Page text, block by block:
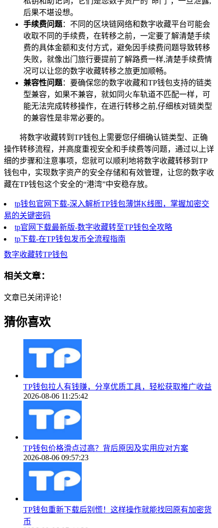
后果不堪设想。
手续费问题：不同的区块链网络和数字收藏平台可能会
收取不同的手续费，在转移之前，一定要了解清楚手续
费的具体金额和支付方式，避免因手续费问题导致转移
失败，就像出门旅行要提前了解路费一样,清楚手续费情
况可以让您的数字收藏转移之旅更加顺畅。
兼容性问题：要确保您的数字收藏和TP钱包支持的链类
型兼容，如果不兼容，就如同火车轨道不匹配一样，可
能无法完成转移操作，在进行转移之前,仔细核对链类型
的兼容性是非常必要的。
将数字收藏转到TP钱包上需要您仔细确认链类型、正确
操作转移流程，并高度重视安全和手续费等问题，通过以上详
细的步骤和注意事项，您就可以顺利地将数字收藏转移到TP
钱包中，实现数字资产的安全存储和有效管理，让您的数字收
藏在TP钱包这个安全的“港湾”中安稳存放。
tp钱包官网下载-深入解析TP钱包薄饼K线图，掌握加密交
易的关键密码
tp官网下载最新版-数字收藏转至TP钱包全攻略
tp下载-在TP钱包发币全流程指南
数字收藏转TP钱包
相关文章：
文章已关闭评论！
猜你喜欢
TP钱包拉人有钱赚，分享优质工具，轻松获取推广收益
2026-08-06 11:25:42
TP钱包价格滑点过高？背后原因及实用应对方案
2026-08-06 09:57:23
TP钱包重新下载后别慌！这样操作就能找回原有加密货
币